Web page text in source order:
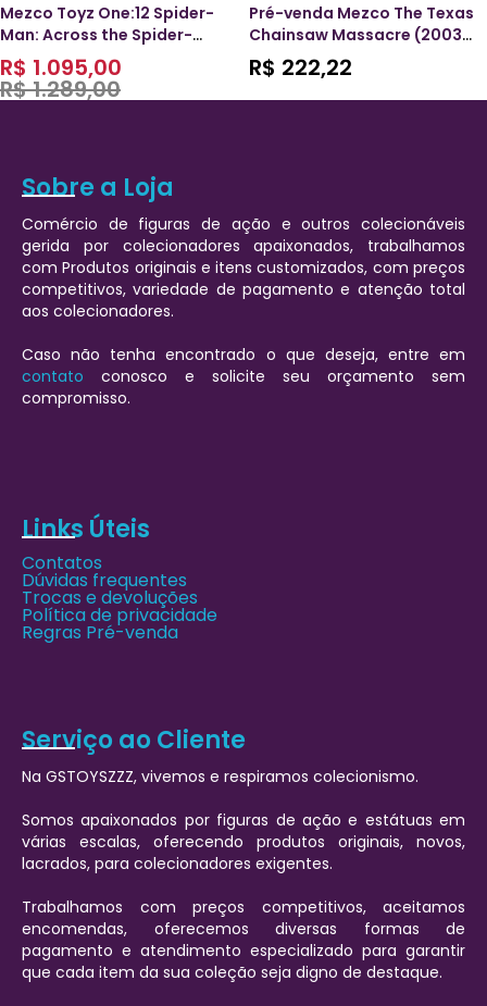
Mezco Toyz One:12 Spider-
Man: Across the Spider-
Verse Miles Morales
R$1.289,00
R$ 1.095,00
Pré-venda Mezco The Texas
Chainsaw Massacre (2003)
One:12 Collective
Leatherface Action Figure
R$ 222,22
Sobre a Loja
Comércio de figuras de ação e outros colecionáveis
gerida por colecionadores apaixonados, trabalhamos
com Produtos originais e itens customizados, com preços
competitivos, variedade de pagamento e atenção total
aos colecionadores.
Caso não tenha encontrado o que deseja, entre em
contato conosco e solicite seu orçamento sem
compromisso.
Links Úteis
Contatos
Dúvidas frequentes
Trocas e devoluções
Política de privacidade
Regras Pré-venda
Serviço ao Cliente
Na GSTOYSZZZ, vivemos e respiramos colecionismo.
Somos apaixonados por figuras de ação e estátuas em
várias escalas, oferecendo produtos originais, novos,
lacrados, para colecionadores exigentes.
Trabalhamos com preços competitivos, aceitamos
encomendas, oferecemos diversas formas de
pagamento e atendimento especializado para garantir
que cada item da sua coleção seja digno de destaque.